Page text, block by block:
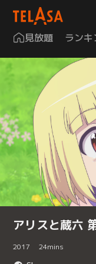
見放題 ランキ
アリスと蔵六
2017 24mins